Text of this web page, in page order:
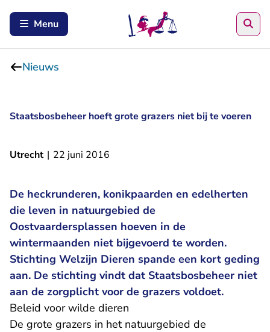
Menu
Nieuws
Staatsbosbeheer hoeft grote grazers niet bij te voeren
Utrecht | 22 juni 2016
De heckrunderen, konikpaarden en edelherten
die leven in natuurgebied de
Oostvaardersplassen hoeven in de
wintermaanden niet bijgevoerd te worden.
Stichting Welzijn Dieren spande een kort geding
aan. De stichting vindt dat Staatsbosbeheer niet
aan de zorgplicht voor de grazers voldoet.
Beleid voor wilde dieren
De grote grazers in het natuurgebied de